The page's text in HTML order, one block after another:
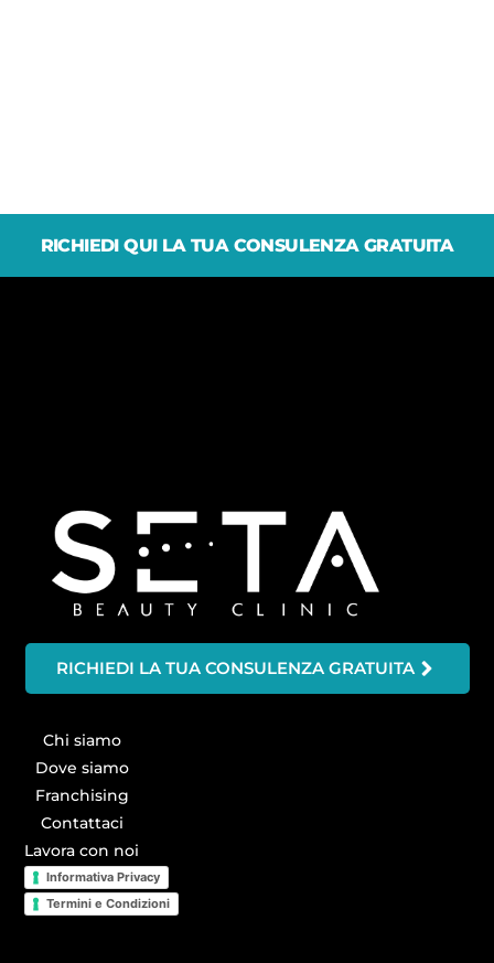
RICHIEDI QUI LA TUA CONSULENZA GRATUITA
RICHIEDI LA TUA CONSULENZA GRATUITA
Chi siamo
Dove siamo
Franchising
Contattaci
Lavora con noi
Informativa Privacy
Termini e Condizioni